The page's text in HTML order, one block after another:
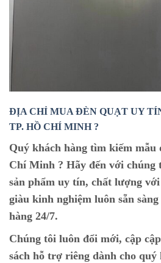
ĐỊA CHỈ MUA ĐÈN QUẠT UY
TP. HỒ CHÍ MINH ?
Quý khách hàng tìm kiếm mẫu
Chí Minh ? Hãy đến với chúng
sản phẩm uy tín, chất lượng
giàu kinh nghiệm luôn sẵn
hàng 24/7.
Chúng tôi luôn đổi mới, cập
sách hỗ trợ riêng dành cho